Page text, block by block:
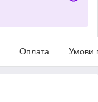
Оплата Умови